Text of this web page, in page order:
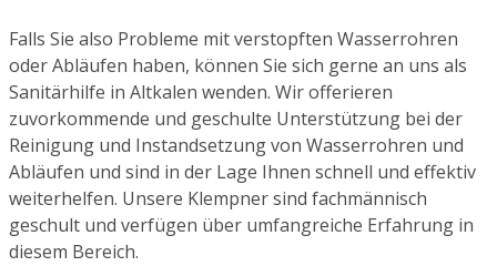
Falls Sie also Probleme mit verstopften Wasserrohren
oder Abläufen haben, können Sie sich gerne an uns als
Sanitärhilfe in Altkalen wenden. Wir offerieren
zuvorkommende und geschulte Unterstützung bei der
Reinigung und Instandsetzung von Wasserrohren und
Abläufen und sind in der Lage Ihnen schnell und effektiv
weiterhelfen. Unsere Klempner sind fachmännisch
geschult und verfügen über umfangreiche Erfahrung in
diesem Bereich.